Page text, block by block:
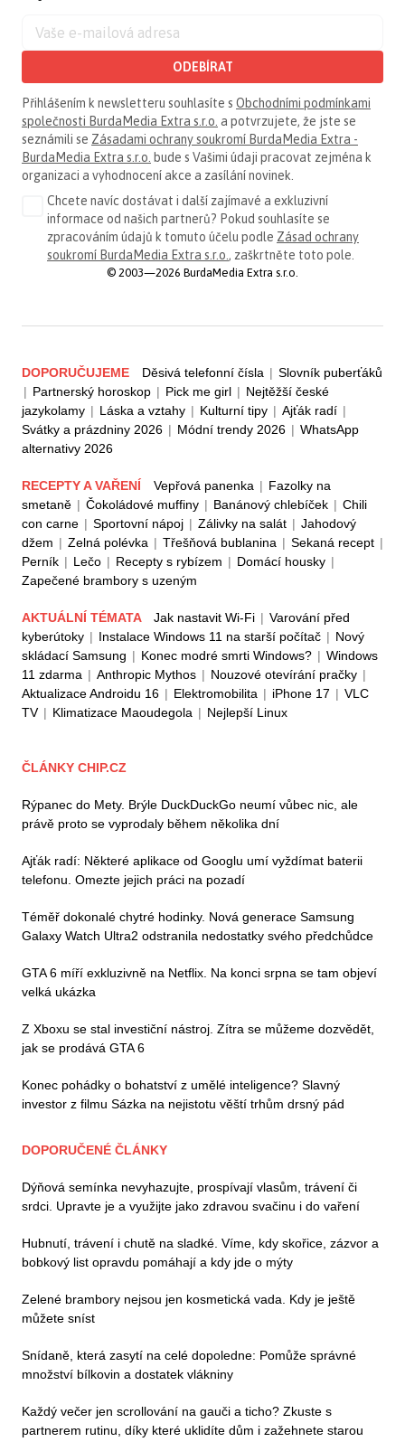
ODEBÍRAT
Přihlášením k newsletteru souhlasíte s Obchodními podmínkami
společnosti BurdaMedia Extra s.r.o. a potvrzujete, že jste se
seznámili se Zásadami ochrany soukromí BurdaMedia Extra -
BurdaMedia Extra s.r.o. bude s Vašimi údaji pracovat zejména k
organizaci a vyhodnocení akce a zasílání novinek.
Chcete navíc dostávat i další zajímavé a exkluzivní
informace od našich partnerů? Pokud souhlasíte se
zpracováním údajů k tomuto účelu podle Zásad ochrany
soukromí BurdaMedia Extra s.r.o. , zaškrtněte toto pole.
© 2003—2026 BurdaMedia Extra s.r.o.
DOPORUČUJEME Děsivá telefonní čísla | Slovník puberťáků
| Partnerský horoskop | Pick me girl | Nejtěžší české
jazykolamy | Láska a vztahy | Kulturní tipy | Ajťák radí |
Svátky a prázdniny 2026 | Módní trendy 2026 | WhatsApp
alternativy 2026
RECEPTY A VAŘENÍ Vepřová panenka | Fazolky na
smetaně | Čokoládové muffiny | Banánový chlebíček | Chili
con carne | Sportovní nápoj | Zálivky na salát | Jahodový
džem | Zelná polévka | Třešňová bublanina | Sekaná recept |
Perník | Lečo | Recepty s rybízem | Domácí housky |
Zapečené brambory s uzeným
AKTUÁLNÍ TÉMATA Jak nastavit Wi-Fi | Varování před
kyberútoky | Instalace Windows 11 na starší počítač | Nový
skládací Samsung | Konec modré smrti Windows? | Windows
11 zdarma | Anthropic Mythos | Nouzové otevírání pračky |
Aktualizace Androidu 16 | Elektromobilita | iPhone 17 | VLC
TV | Klimatizace Maoudegola | Nejlepší Linux
ČLÁNKY CHIP.CZ
Rýpanec do Mety. Brýle DuckDuckGo neumí vůbec nic, ale
právě proto se vyprodaly během několika dní
Ajťák radí: Některé aplikace od Googlu umí vyždímat baterii
telefonu. Omezte jejich práci na pozadí
Téměř dokonalé chytré hodinky. Nová generace Samsung
Galaxy Watch Ultra2 odstranila nedostatky svého předchůdce
GTA 6 míří exkluzivně na Netflix. Na konci srpna se tam objeví
velká ukázka
Z Xboxu se stal investiční nástroj. Zítra se můžeme dozvědět,
jak se prodává GTA 6
Konec pohádky o bohatství z umělé inteligence? Slavný
investor z filmu Sázka na nejistotu věští trhům drsný pád
DOPORUČENÉ ČLÁNKY
Dýňová semínka nevyhazujte, prospívají vlasům, trávení či
srdci. Upravte je a využijte jako zdravou svačinu i do vaření
Hubnutí, trávení i chutě na sladké. Víme, kdy skořice, zázvor a
bobkový list opravdu pomáhají a kdy jde o mýty
Zelené brambory nejsou jen kosmetická vada. Kdy je ještě
můžete sníst
Snídaně, která zasytí na celé dopoledne: Pomůže správné
množství bílkovin a dostatek vlákniny
Každý večer jen scrollování na gauči a ticho? Zkuste s
partnerem rutinu, díky které uklidíte dům i zažehnete starou